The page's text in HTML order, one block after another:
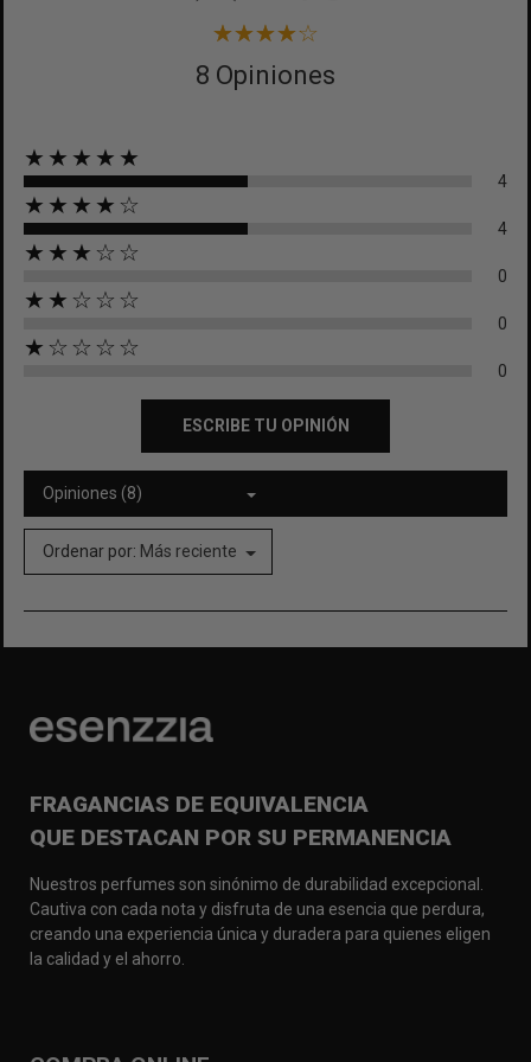
8 Opiniones
★★★★★
4
★★★★☆
4
★★★☆☆
0
★★☆☆☆
0
★☆☆☆☆
0
ESCRIBE TU OPINIÓN
Opiniones (8)
Ordenar por: Más reciente
FRAGANCIAS DE EQUIVALENCIA
QUE DESTACAN POR SU PERMANENCIA
Nuestros perfumes son sinónimo de durabilidad excepcional.
Cautiva con cada nota y disfruta de una esencia que perdura,
creando una experiencia única y duradera para quienes eligen
la calidad y el ahorro.